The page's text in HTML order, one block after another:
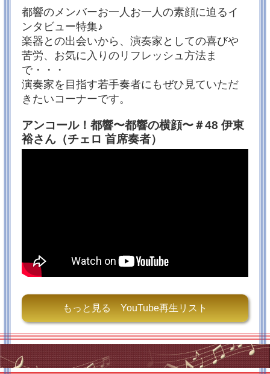
※★お気に入り登録★で応援よろしくお願いいたしま
す♪
♪TVerで「アンコール！都響」番組ページはこちら♪
2023/10/25
11月・12月の放送曲目が決まりました！
いつもアンコール！都響への応援をありがとうござい
ます！
11月・12月も、♪名曲中の名曲♪のラインナップとなり
【１１月１８日（土）１５：００～TOKYOMX２】
◆プロムナードコンサートNo.400（2023年2月23日@
【指揮】エリアフ・インバル
【ソプラノ】隠岐彩夏【メゾソプラノ】加納悦子
【テノール】村上公太【バス】妻屋秀和【合唱】二期
《都響の横顔》鷹栖美恵子（都響 オーボエ 首席奏者）
2023/09/12
♯24は9月16日（土）放送！
今回は、世界で躍進を続ける若手ソリスト2人によるコ
ンチェルト特集です！お楽しみに！
※詳細は以下↓放送情報をご覧ください♪
都響のメンバーお一人お一人の素顔に迫るイ
ンタビュー特集♪
楽器との出会いから、演奏家としての喜びや
苦労、お気に入りのリフレッシュ方法ま
で・・・
演奏家を目指す若手奏者にもぜひ見ていただ
きたいコーナーです。
アンコール！都響〜都響の横顔〜＃48 伊東
裕さん（チェロ 首席奏者）
もっと見る YouTube再生リスト